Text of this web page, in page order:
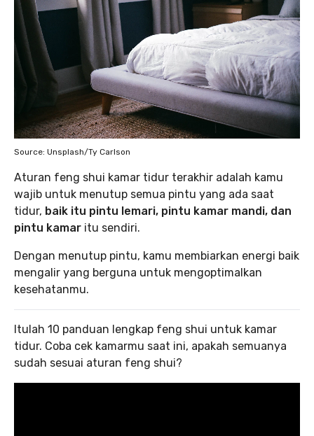
Source: Unsplash/Ty Carlson
Aturan feng shui kamar tidur terakhir adalah kamu
wajib untuk menutup semua pintu yang ada saat
tidur, baik itu pintu lemari, pintu kamar mandi, dan
pintu kamar itu sendiri.
Dengan menutup pintu, kamu membiarkan energi baik
mengalir yang berguna untuk mengoptimalkan
kesehatanmu.
Itulah 10 panduan lengkap feng shui untuk kamar
tidur. Coba cek kamarmu saat ini, apakah semuanya
sudah sesuai aturan feng shui?